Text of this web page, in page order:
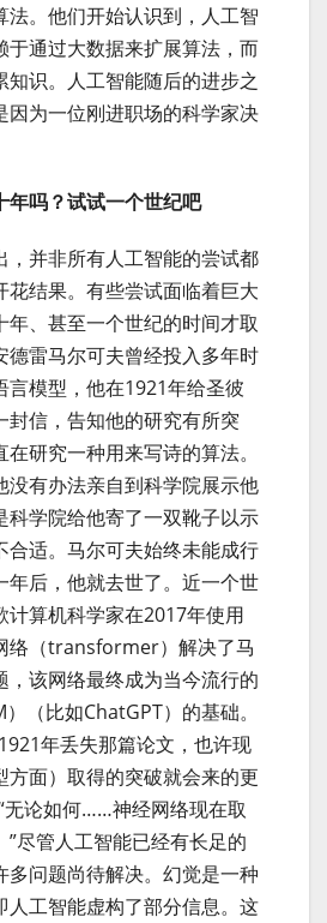
法。他们开始认识到，人工智
于通过大数据来扩展算法，而
知识。人工智能随后的进步之
因为一位刚进职场的科学家决
年吗？试试一个世纪吧
，并非所有人工智能的尝试都
花结果。有些尝试面临着巨大
年、甚至一个世纪的时间才取
德雷马尔可夫曾经投入多年时
言模型，他在1921年给圣彼
封信，告知他的研究有所突
研究一种用来写诗的算法。
没有办法亲自到科学院展示他
科学院给他寄了一双靴子以示
合适。马尔可夫始终未能成行
年后，他就去世了。近一个世
计算机科学家在2017年使用
络（transformer）解决了马
，该网络最终成为当今流行的
（比如ChatGPT）的基础。
年丢失那篇论文，也许现
方面）取得的突破就会来的更
无论如何……神经网络现在取
尽管人工智能已经有长足的
多问题尚待解决。幻觉是一种
人工智能虚构了部分信息。这